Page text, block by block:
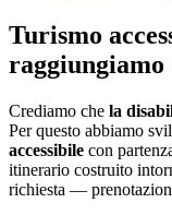
Turismo
raggiungiamo
Crediamo che la
Per questo abbiamo
accessibile con
itinerario costruito
richiesta —